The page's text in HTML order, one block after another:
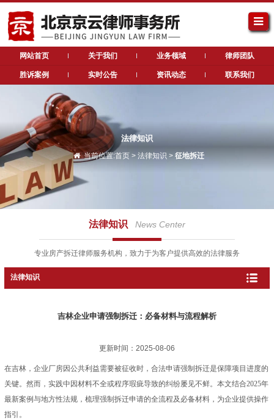
网站首页 关于我们 业务领域 律师团队
胜诉案例 实时公告 资讯动态 联系我们
法律知识
当前位置:首页> 法律知识 > 征地拆迁
法律知识 News Center
专业房产拆迁律师服务机构，致力于为客户提供高效的法律服务
法律知识
吉林企业申请强制拆迁：必备材料与流程解析
更新时间：2025-08-06
在吉林，企业厂房因公共利益需要被征收时，合法申请强制拆迁是保障项目进度的
关键。然而，实践中因材料不全或程序瑕疵导致的纠纷屡见不鲜。本文结合2025年
最新案例与地方性法规，梳理强制拆迁申请的全流程及必备材料，为企业提供操作
指引。